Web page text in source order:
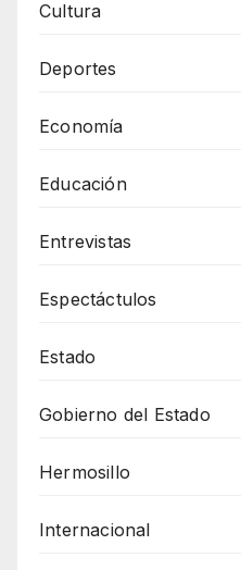
Cultura
Deportes
Economía
Educación
Entrevistas
Espectáctulos
Estado
Gobierno del Estado
Hermosillo
Internacional